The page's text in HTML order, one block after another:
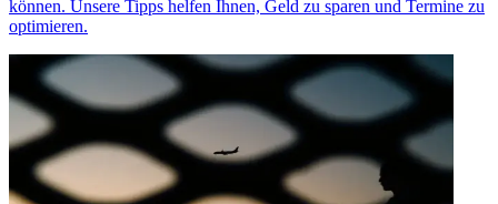
können. Unsere Tipps helfen Ihnen, Geld zu sparen und Termine zu
optimieren.